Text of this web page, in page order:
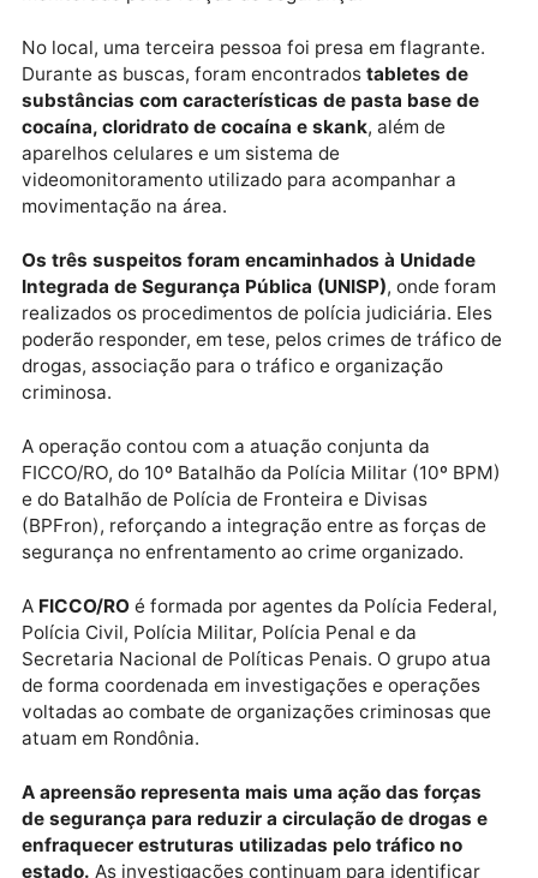
suspeitos transportando drogas em uma
abordagem levou os agentes a aprofundarem as
investigações, culminando em buscas no imóvel
monitorado pelas forças de segurança.
No local, uma terceira pessoa foi presa em flagrante.
Durante as buscas, foram encontrados
substâncias com características de pasta base de
cocaína, cloridrato de cocaína e skank, além de
aparelhos celulares e um sistema de
videomonitoramento utilizado para acompanhar a
movimentação na área.
Integrada de Segurança Pública (UNISP), onde
realizados os procedimentos de polícia judiciária.
poderão responder, em tese, pelos crimes de tráfico
drogas, associação para o tráfico e organização
A operação contou com a atuação conjunta da
FICCO/RO, do 10º Batalhão da Polícia Militar (10º
e do Batalhão de Polícia de Fronteira e Divisas
(BPFron), reforçando a integração entre as forças
AFICCO/ROé formada por agentes da Polícia
Polícia Civil, Polícia Militar, Polícia Penal e da